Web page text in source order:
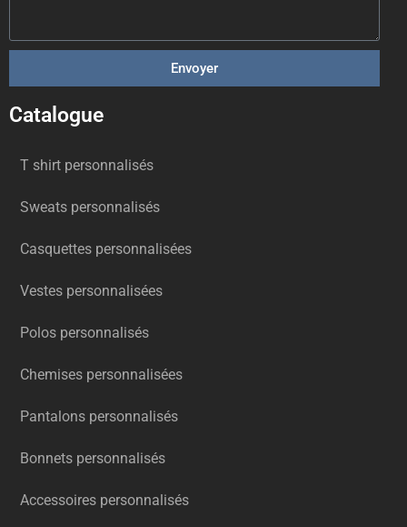
Envoyer
Catalogue
T shirt personnalisés
Sweats personnalisés
Casquettes personnalisées
Vestes personnalisées
Polos personnalisés
Chemises personnalisées
Pantalons personnalisés
Bonnets personnalisés
Accessoires personnalisés